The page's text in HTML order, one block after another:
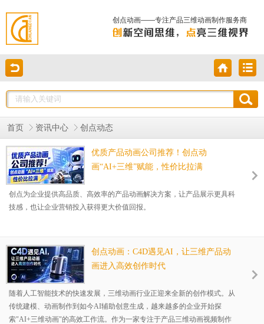
创点动画——专注产品三维动画制作服务商
首页 资讯中心 创点动态
优质产品动画公司推荐！创点动
画“AI+三维”赋能，性价比拉满
创点为企业提供高品质、高效率的产品动画解决方案，让产品展示更具科
技感，也让企业营销投入获得更大价值回报。
创点动画：C4D遇见AI，让三维产品动
画进入高效创作时代
随着人工智能技术的快速发展，三维动画行业正迎来全新的创作模式。从
传统建模、动画制作到如今AI辅助创意生成，越来越多的企业开始探
索"AI+三维动画"的高效工作流。作为一家专注于产品三维动画视频制作